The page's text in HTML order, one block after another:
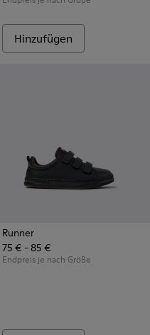
Hinzufügen
Ballerinas aus Leder für
Runner
75 € - 85 €
Endpreis je nach Größe